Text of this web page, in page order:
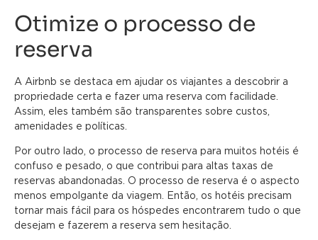
Otimize o processo de
reserva
A Airbnb se destaca em ajudar os viajantes a descobrir a
propriedade certa e fazer uma reserva com facilidade.
Assim, eles também são transparentes sobre custos,
amenidades e políticas.
Por outro lado, o processo de reserva para muitos hotéis é
confuso e pesado, o que contribui para altas taxas de
reservas abandonadas. O processo de reserva é o aspecto
menos empolgante da viagem. Então, os hotéis precisam
tornar mais fácil para os hóspedes encontrarem tudo o que
desejam e fazerem a reserva sem hesitação.